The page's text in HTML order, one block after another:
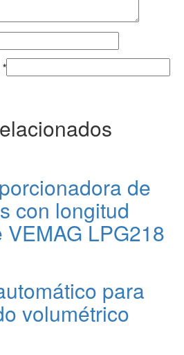
*
de
con longitud
VEMAG LPG218
para
volumétrico